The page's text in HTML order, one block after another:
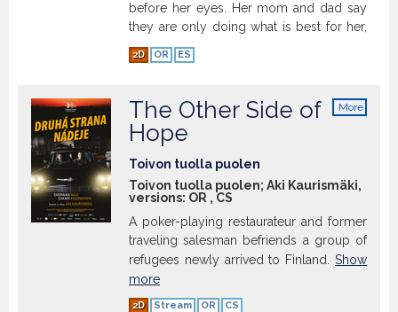
before her eyes. Her mom and dad say
they are only doing what is best for her,
but in fact, they act as though they only
cared for themselves. Nina doesn't
and deceived – it's like there is nothing
left in the world that she could believe in.
Her only security in life is competitive
swimming. At the pool she finds calm
and support and everything she lacks at
home. When it looks like she won't be
she makes a radical move.
eAT - electronic english subtitles
Show
more
2D OR ES
More
The Other Side of
Hope
Toivon tuolla puolen
Toivon tuolla puolen; Aki Kaurismäki,
versions: OR , CS
A poker-playing restaurateur and former
traveling salesman befriends a group of
refugees newly arrived to Finland. Show
more
2D Stream OR CS